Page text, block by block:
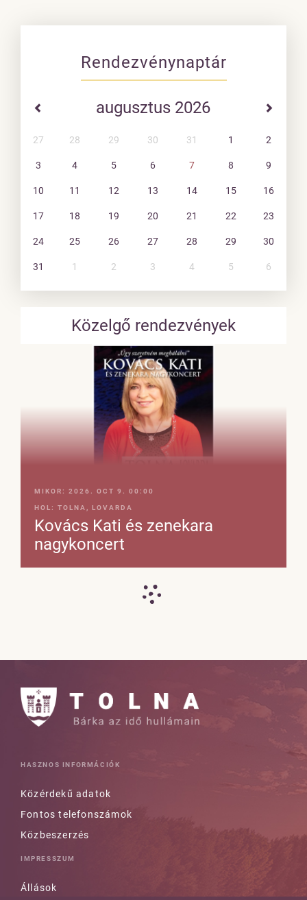
Rendezvénynaptár
augusztus 2026
27 28 29 30 31 1 2
3 4 5 6 7 8 9
10 11 12 13 14 15 16
17 18 19 20 21 22 23
24 25 26 27 28 29 30
31 1 2 3 4 5 6
Közelgő rendezvények
MIKOR: 2026. OCT 9. 00:00
HOL: TOLNA, LOVARDA
Kovács Kati és zenekara
nagykoncert
HASZNOS INFORMÁCIÓK
Közérdekű adatok
Fontos telefonszámok
Közbeszerzés
IMPRESSZUM
Állások